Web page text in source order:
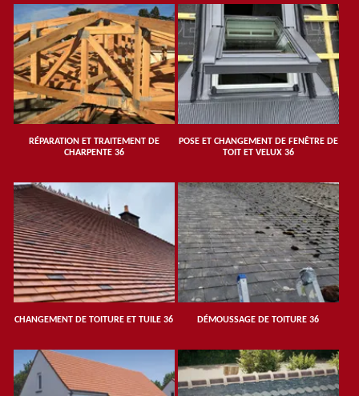
RÉPARATION ET TRAITEMENT DE
CHARPENTE 36
POSE ET CHANGEMENT DE FENÊTRE DE
TOIT ET VELUX 36
CHANGEMENT DE TOITURE ET TUILE 36 DÉMOUSSAGE DE TOITURE 36